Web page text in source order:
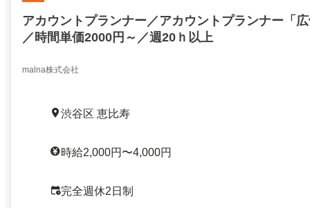
アカウントプランナー／アカウントプランナー「
／時間単価2000円～／週20ｈ以上
malna株式会社
渋谷区 恵比寿
時給2,000円〜4,000円
完全週休2日制